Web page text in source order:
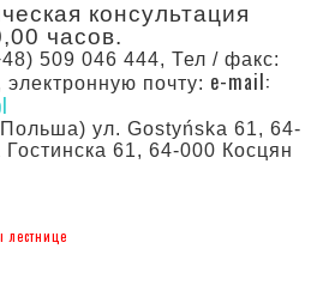
консультация
часов.
509 046 444, Тел / факс:
почту: e-mail:
ул. Gostyńska 61, 64-
61, 64-000 Косцян